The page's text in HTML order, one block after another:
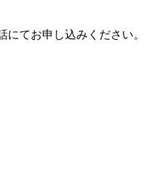
てお申し込みください。